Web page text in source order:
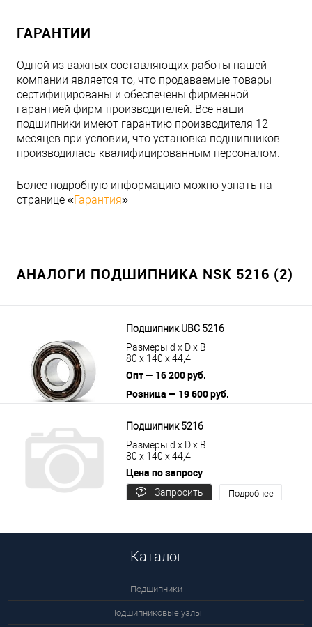
ГАРАНТИИ
Одной из важных составляющих работы нашей
компании является то, что продаваемые товары
сертифицированы и обеспечены фирменной
гарантией фирм-производителей. Все наши
подшипники имеют гарантию производителя 12
месяцев при условии, что установка подшипников
производилась квалифицированным персоналом.
Более подробную информацию можно узнать на
странице «Гарантия»
АНАЛОГИ ПОДШИПНИКА NSK 5216 (2)
Подшипник UBC 5216
Размеры d x D x B
80 x 140 x 44,4
Опт — 16 200 руб.
Розница — 19 600 руб.
Подшипник 5216
Размеры d x D x B
80 x 140 x 44,4
Цена по запросу
Запросить
Подробнее
Каталог
Подшипники
Подшипниковые узлы